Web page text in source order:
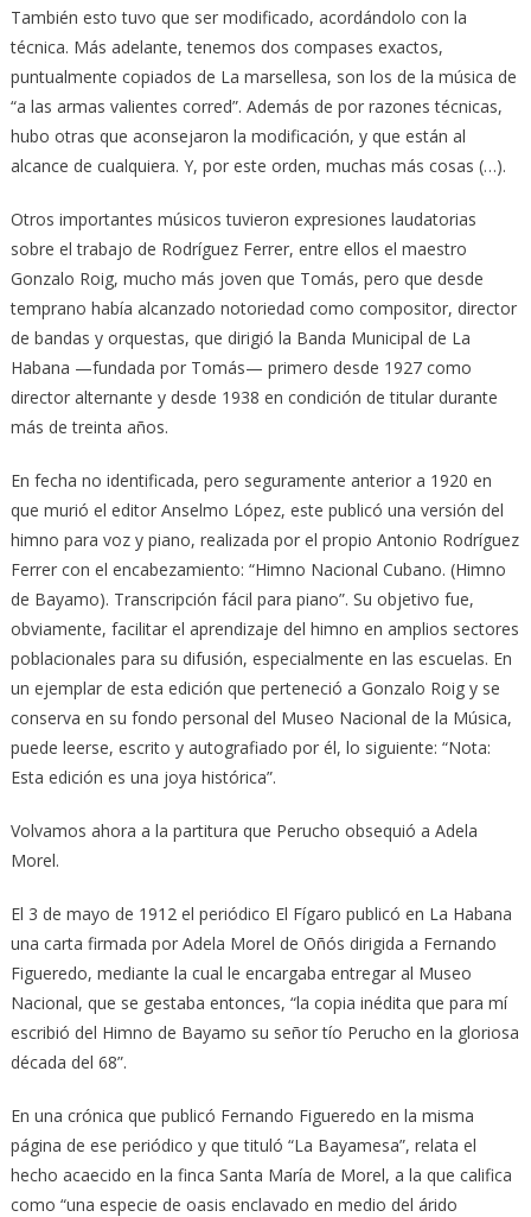
También esto tuvo que ser modificado, acordándolo con la
técnica. Más adelante, tenemos dos compases exactos,
puntualmente copiados de La marsellesa, son los de la música de
“a las armas valientes corred”. Además de por razones técnicas,
hubo otras que aconsejaron la modificación, y que están al
alcance de cualquiera. Y, por este orden, muchas más cosas (…).
Otros importantes músicos tuvieron expresiones laudatorias
sobre el trabajo de Rodríguez Ferrer, entre ellos el maestro
Gonzalo Roig, mucho más joven que Tomás, pero que desde
temprano había alcanzado notoriedad como compositor, director
de bandas y orquestas, que dirigió la Banda Municipal de La
Habana —fundada por Tomás— primero desde 1927 como
director alternante y desde 1938 en condición de titular durante
más de treinta años.
En fecha no identificada, pero seguramente anterior a 1920 en
que murió el editor Anselmo López, este publicó una versión del
himno para voz y piano, realizada por el propio Antonio Rodríguez
Ferrer con el encabezamiento: “Himno Nacional Cubano. (Himno
de Bayamo). Transcripción fácil para piano”. Su objetivo fue,
obviamente, facilitar el aprendizaje del himno en amplios sectores
poblacionales para su difusión, especialmente en las escuelas. En
un ejemplar de esta edición que perteneció a Gonzalo Roig y se
conserva en su fondo personal del Museo Nacional de la Música,
puede leerse, escrito y autografiado por él, lo siguiente: “Nota:
Esta edición es una joya histórica”.
Volvamos ahora a la partitura que Perucho obsequió a Adela
Morel.
El 3 de mayo de 1912 el periódico El Fígaro publicó en La Habana
una carta firmada por Adela Morel de Oñós dirigida a Fernando
Figueredo, mediante la cual le encargaba entregar al Museo
Nacional, que se gestaba entonces, “la copia inédita que para mí
escribió del Himno de Bayamo su señor tío Perucho en la gloriosa
década del 68”.
En una crónica que publicó Fernando Figueredo en la misma
página de ese periódico y que tituló “La Bayamesa”, relata el
hecho acaecido en la finca Santa María de Morel, a la que califica
como “una especie de oasis enclavado en medio del árido